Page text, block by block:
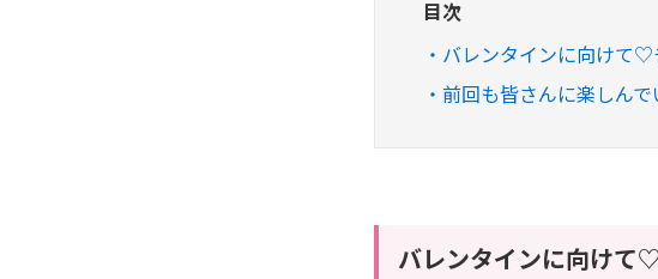
目次
バレンタインに向けて
前回も皆さんに楽しん
バレンタインに向けて